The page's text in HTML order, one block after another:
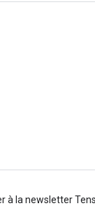
à la newsletter